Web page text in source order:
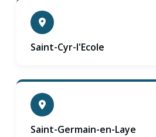
Saint-Cyr-l'Ecole
Saint-Germain-en-Laye